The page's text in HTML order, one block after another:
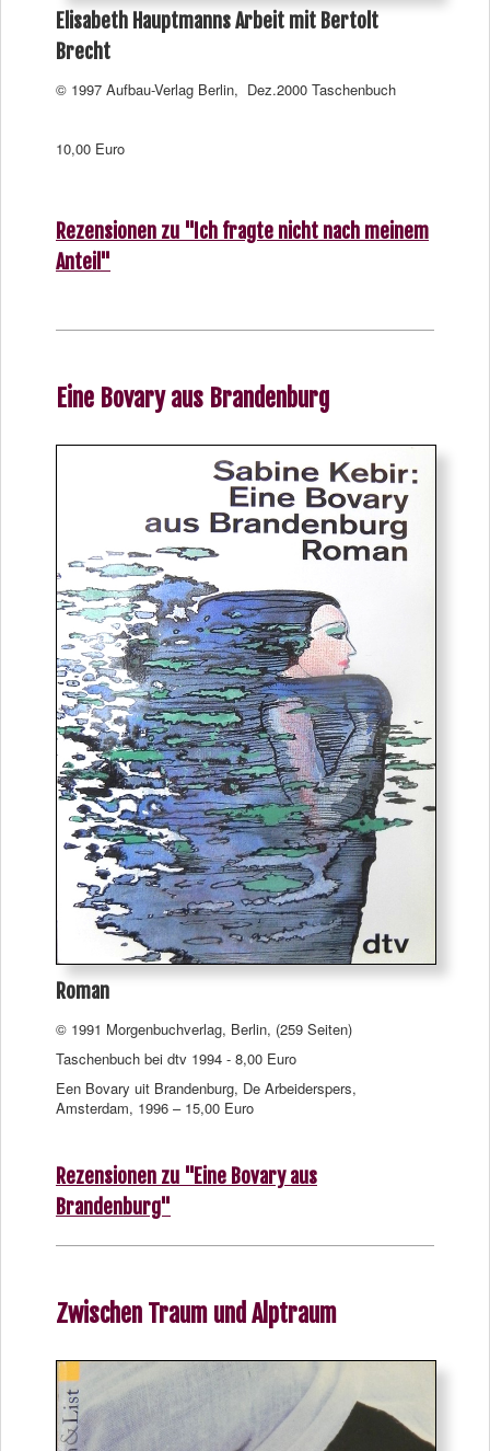
Elisabeth Hauptmanns Arbeit mit Bertolt
Brecht
© 1997 Aufbau-Verlag Berlin, Dez.2000 Taschenbuch
10,00 Euro
Rezensionen zu "Ich fragte nicht nach meinem
Anteil"
Eine Bovary aus Brandenburg
Roman
© 1991 Morgenbuchverlag, Berlin, (259 Seiten)
Taschenbuch bei dtv 1994 - 8,00 Euro
Een Bovary uit Brandenburg, De Arbeiderspers,
Amsterdam, 1996 – 15,00 Euro
Rezensionen zu "Eine Bovary aus
Brandenburg"
Zwischen Traum und Alptraum